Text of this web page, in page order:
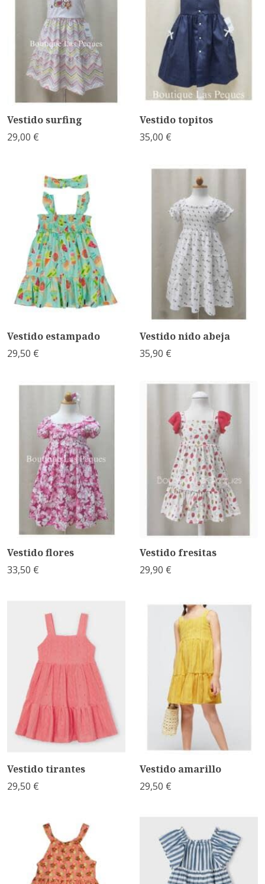
Vestido surfing
29,00 €
Vestido topitos
35,00 €
Vestido estampado
29,50 €
Vestido nido abeja
35,90 €
Vestido flores
33,50 €
Vestido fresitas
29,90 €
Vestido tirantes
29,50 €
Vestido amarillo
29,50 €